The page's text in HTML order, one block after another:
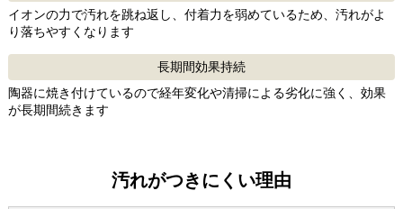
イオンの力で汚れを跳ね返し、付着力を弱めているため、汚れがよ
り落ちやすくなります
長期間効果持続
陶器に焼き付けているので経年変化や清掃による劣化に強く、効果
が長期間続きます
汚れがつきにくい理由